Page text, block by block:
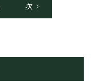
次 >